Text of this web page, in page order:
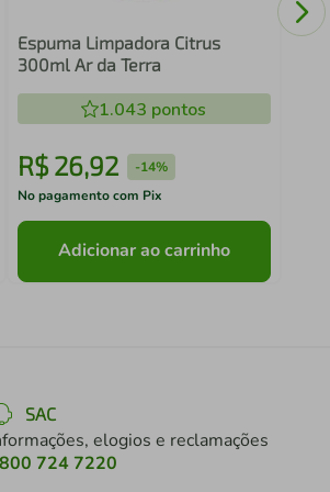
Espuma Limpadora Citrus
300ml Ar da Terra
1.043 pontos
R$ 26,92 -14%
No pagamento com Pix
Adicionar ao carrinho
SAC
elogios e reclamações
724 7220